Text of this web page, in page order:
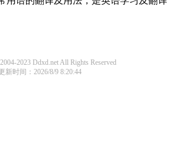
2023 Ddxd.net All Rights Reserved
新时间：2026/8/9 8:20:44